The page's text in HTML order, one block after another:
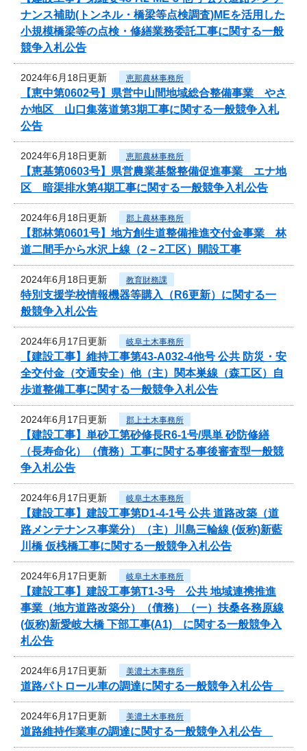
ナンス補助(トンネル・橋梁等点検調査)MEを活用した
小規模橋梁等の点検・修繕業務委託工事に関する一般
競争入札公告
2024年6月18日更新 恵那農林事務所
【恵中第0602号】県営中山間地域総合整備事業 やさ
か地区 山口集落道第3期工事に関する一般競争入札
公告
2024年6月18日更新 恵那農林事務所
【恵基第0603号】県営農業基盤整備促進事業 エナ地
区 暗渠排水第4期工事に関する一般競争入札公告
2024年6月18日更新 郡上農林事務所
【郡林第0601号】地方創生道整備推進交付金事業 林
道二間手から水沢上線（2－2工区）開設工事
2024年6月18日更新 教育財務課
特別支援学校情報機器等購入（R6更新）に関する一
般競争入札公告
2024年6月17日更新 岐阜土木事務所
【建設工事】維持工事第43-A032-4他号 公共 防災・安
全交付金（交通安全）他（主）関本巣線（森工区）自
歩道整備工事に関する一般競争入札公告
2024年6月17日更新 郡上土木事務所
【建設工事】単砂工第砂修長R6-1号/県単 砂防修繕
（長寿命化）（債務）工事に関する事後審査型一般競
争入札公告
2024年6月17日更新 岐阜土木事務所
【建設工事】建設工事第D1-4-1号 公共 道路改築（道
路メンテナンス事業分）（主）川島三輪線 (仮称)新藍
川橋 仮桟橋工事に関する一般競争入札公告
2024年6月17日更新 岐阜土木事務所
【建設工事】建設工事第T1-3号 公共 地域連携推進
事業（地方道路改築分）（債務）（一）扶桑各務原線
(仮称)新愛岐大橋 下部工事(A1) に関する一般競争入
札公告
2024年6月17日更新 美濃土木事務所
道路パトロール車の調達に関する一般競争入札公告
2024年6月17日更新 美濃土木事務所
道路維持作業車の調達に関する一般競争入札公告